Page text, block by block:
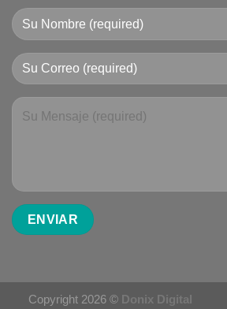
Copyright 2026 © Donix Digital